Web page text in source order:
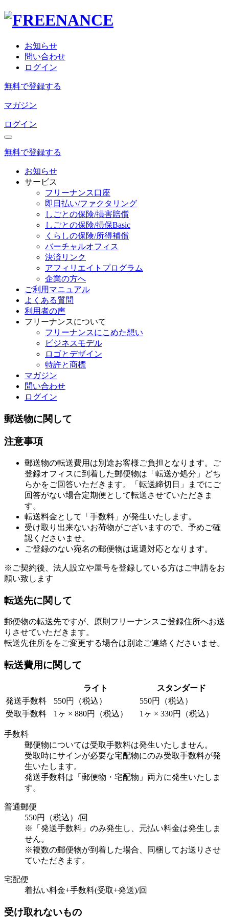
お知らせ
問い合わせ
ログイン
無料で登録する
マガジン
ログイン
無料で登録する
お知らせ
サービス
フリーナンス口座
即日払い/ファクタリング
しごとの保険/損害賠償
しごとの保険/損保Basic
くらしの保険/所得補償
バーチャルオフィス
決済リンク
アフィリエイトプログラム
企業の方へ
ご利用マニュアル
よくある質問
利用者の声
フリーナンスについて
フリーナンスにこめた想い
ビジネスモデル
ロゴとデザイン
特許と商標
マガジン
問い合わせ
ログイン
郵送物に関して
注意事項
郵送物の転送費用は別途お客様ご負担となります。ご
登録オフィスに到着した郵便物は「転送か処分」どち
らかをご回答いただきます。「転送締切日」までにご
回答がない場合定期便として転送させていただきま
す。
転送料金として「手数料」が発生いたします。
受け取り出来ないお荷物がございますので、予めご確
認くださいませ。
ご登録のない宛名の郵便物は返還対応となります。
※ご契約後、法人設立や屋号を登録している方はご申請をお
願い致します
転送先に関して
郵便物の転送先ですが、原則フリーナンスご登録住所へお送
りさせていただきます。
転送先住所ををご変更する場合は別途ご連絡くださいませ。
転送費用に関して
ライト
スタンダード
発送手数料
550円（税込）
550円（税込）
受取手数料
1ヶ × 880円（税込） 1ヶ × 330円（税込）
手数料
郵便物については受取手数料は発生いたしません。
受取時にサインが必要な宅配物にのみ受取手数料が発
生いたします。
発送手数料は「郵便物・宅配物」両方に発生いたしま
す。
普通郵便
550円（税込）/回
※「発送手数料」のみ発生し、元払い料金は発生しま
せん。
※複数の郵便物が到着した場合、同梱してお送りさせ
ていただきます。
宅配便
着払い料金+手数料(受取+発送)/回
受け取れないもの